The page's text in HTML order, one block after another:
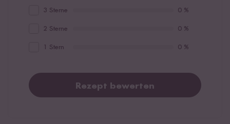
3 Sterne 0 %
2 Sterne 0 %
1 Stern 0 %
Rezept bewerten